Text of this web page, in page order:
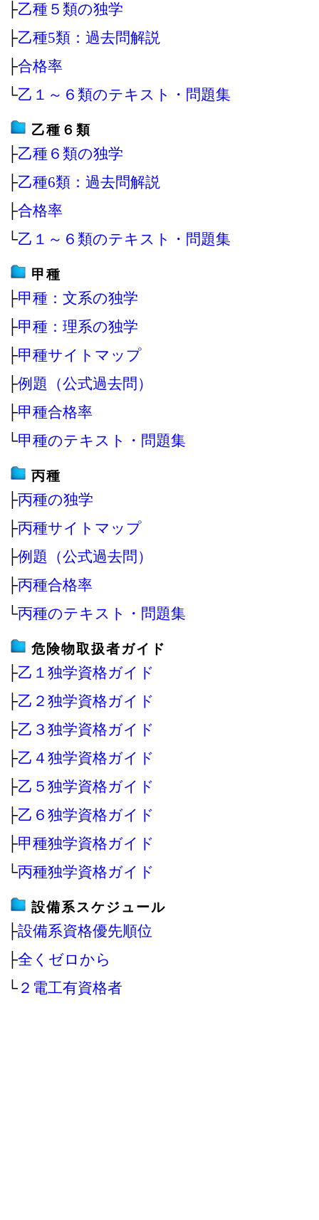
├乙種５類の独学
├乙種5類：過去問解説
├合格率
└乙１～６類のテキスト・問題集
乙種６類
├乙種６類の独学
├乙種6類：過去問解説
├合格率
└乙１～６類のテキスト・問題集
甲種
├甲種：文系の独学
├甲種：理系の独学
├甲種サイトマップ
├例題（公式過去問）
├甲種合格率
└甲種のテキスト・問題集
丙種
├丙種の独学
├丙種サイトマップ
├例題（公式過去問）
├丙種合格率
└丙種のテキスト・問題集
危険物取扱者ガイド
├乙１独学資格ガイド
├乙２独学資格ガイド
├乙３独学資格ガイド
├乙４独学資格ガイド
├乙５独学資格ガイド
├乙６独学資格ガイド
├甲種独学資格ガイド
└丙種独学資格ガイド
設備系スケジュール
├設備系資格優先順位
├全くゼロから
└ ２電工有資格者